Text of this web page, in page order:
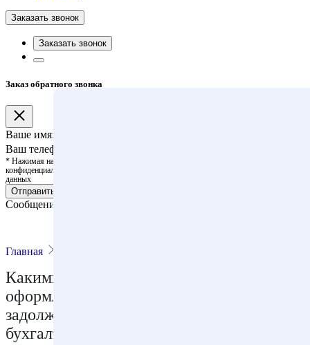
Заказать звонок
Заказать звонок
Заказ обратного звонка
Ваше имя:
Ваш телефон:
* Нажимая на кнопку, вы выражаете согласие с политикой
конфиденциальности и правилами обработки персональных
данных
Отправить
Сообщение отправлено!
Главная
Какими документами должно быть
оформлено списание безнадежной
задолженности физических лиц в
бухгалтерском учете?